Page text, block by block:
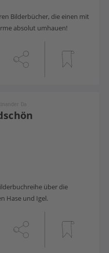
Bilderbücher, die einen mit
absolut umhauen!
Da
über die
Hase und Igel.